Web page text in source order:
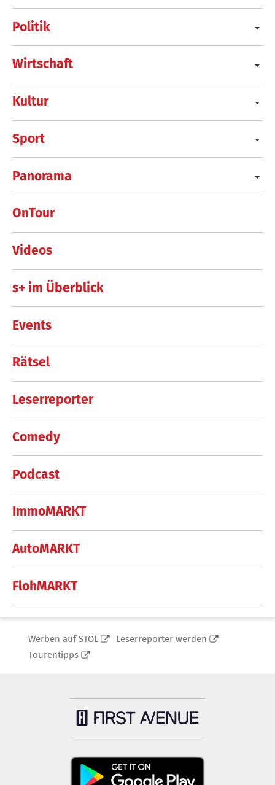
Politik
Wirtschaft
Kultur
Sport
Panorama
OnTour
Videos
s+ im Überblick
Events
Rätsel
Leserreporter
Comedy
Podcast
ImmoMARKT
AutoMARKT
FlohMARKT
Werben auf STOL
Leserreporter werden
Tourentipps